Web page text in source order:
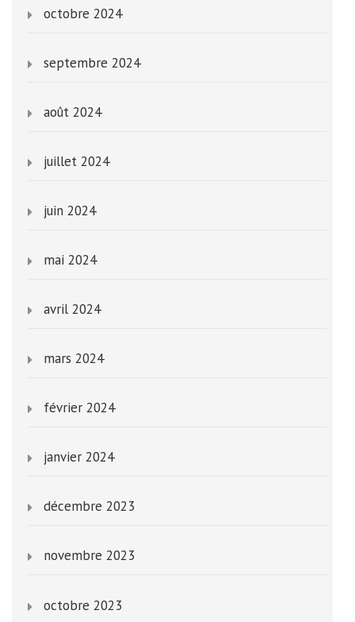
octobre 2024
septembre 2024
août 2024
juillet 2024
juin 2024
mai 2024
avril 2024
mars 2024
février 2024
janvier 2024
décembre 2023
novembre 2023
octobre 2023